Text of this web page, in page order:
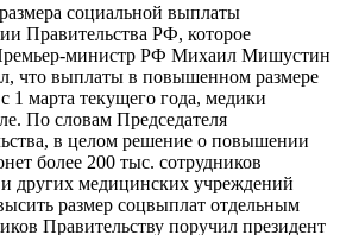
социальной выплаты
Правительства РФ, которое
министр РФ Михаил Мишустин
что выплаты в повышенном размере
1 марта текущего года, медики
По словам Председателя
в целом решение о повышении
более 200 тыс. сотрудников
других медицинских учреждений
размер соцвыплат отдельным
Правительству поручил президент